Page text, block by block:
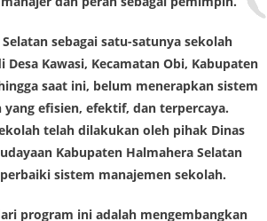
sebagai satu-satunya sekolah
Desa Kawasi, Kecamatan Obi, Kabupaten
saat ini, belum menerapkan sistem
yang efisien, efektif, dan terpercaya.
telah dilakukan oleh pihak Dinas
Kabupaten Halmahera Selatan
sistem manajemen sekolah.
program ini adalah mengembangkan